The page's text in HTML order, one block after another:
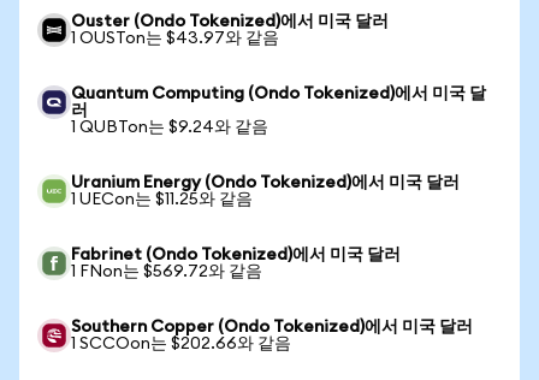
Ouster (Ondo Tokenized)에서 미국 달러
1 OUSTon는 $43.97와 같음
Quantum Computing (Ondo Tokenized)에서 미국 달
러
1 QUBTon는 $9.24와 같음
Uranium Energy (Ondo Tokenized)에서 미국 달러
1 UECon는 $11.25와 같음
Fabrinet (Ondo Tokenized)에서 미국 달러
1 FNon는 $569.72와 같음
Southern Copper (Ondo Tokenized)에서 미국 달러
1 SCCOon는 $202.66와 같음